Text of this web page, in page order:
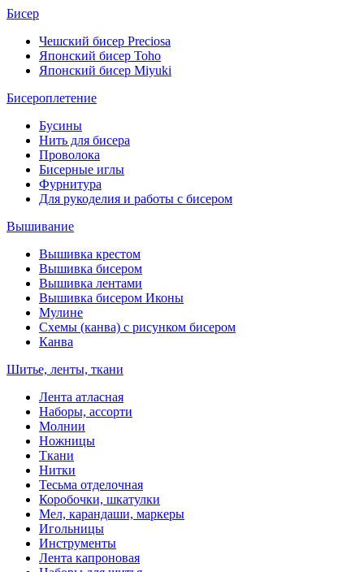
Бисер
Чешский бисер Preciosa
Японский бисер Toho
Японский бисер Miyuki
Бисероплетение
Бусины
Нить для бисера
Проволока
Бисерные иглы
Фурнитура
Для рукоделия и работы с бисером
Вышивание
Вышивка крестом
Вышивка бисером
Вышивка лентами
Вышивка бисером Иконы
Мулине
Схемы (канва) с рисунком бисером
Канва
Шитье, ленты, ткани
Лента атласная
Наборы, ассорти
Молнии
Ножницы
Ткани
Нитки
Тесьма отделочная
Коробочки, шкатулки
Мел, карандаши, маркеры
Игольницы
Инструменты
Лента капроновая